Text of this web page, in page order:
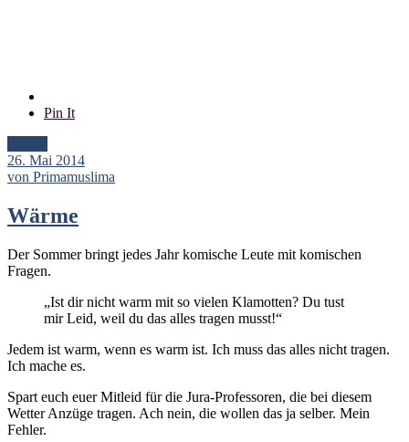
Pin It
26. Mai 2014
von Primamuslima
Wärme
Der Sommer bringt jedes Jahr komische Leute mit komischen
Fragen.
„Ist dir nicht warm mit so vielen Klamotten? Du tust
mir Leid, weil du das alles tragen musst!“
Jedem ist warm, wenn es warm ist. Ich muss das alles nicht tragen.
Ich mache es.
Spart euch euer Mitleid für die Jura-Professoren, die bei diesem
Wetter Anzüge tragen. Ach nein, die wollen das ja selber. Mein
Fehler.